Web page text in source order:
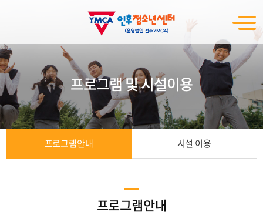
프로그램 및 시설이용
프로그램안내 시설 이용
프로그램안내